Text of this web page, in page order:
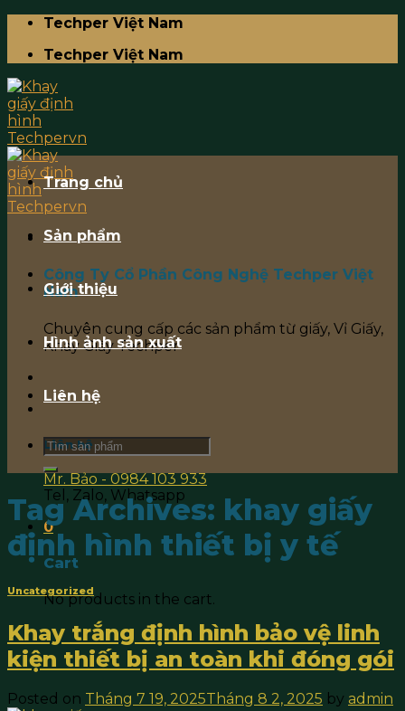
Skip
content
Techper Việt Nam
Techper Việt Nam
Công Ty Cổ Phần Công Nghệ Techper Việt
Nam
Chuyên cung cấp các sản phẩm từ giấy, Vỉ Giấy,
Khay Giấy Techper
Liên hệ
Mr. Bảo - 0984 103 933
Tel, Zalo, Whatsapp
0
Cart
No products in the cart.
Trang chủ
Sản phẩm
Giới thiệu
Hình ảnh sản xuất
Liên hệ
Search
for:
Tag Archives: khay giấy
định hình thiết bị y tế
Uncategorized
Khay trắng định hình bảo vệ linh
kiện thiết bị an toàn khi đóng gói
Posted on Tháng 7 19, 2025Tháng 8 2, 2025 by admin